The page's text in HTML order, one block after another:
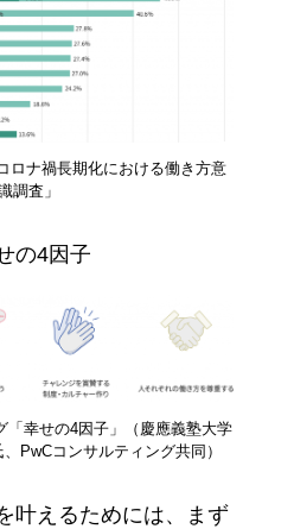
ロナ禍長期化における働き方意
調査」
の4因子
「幸せの4因子」（慶應義塾大学
PwCコンサルティング共同）
叶えるためには、まず